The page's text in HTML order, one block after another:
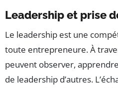
Leadership et prise
Le leadership est une
toute entrepreneure. À
peuvent observer,
de leadership d’autres.